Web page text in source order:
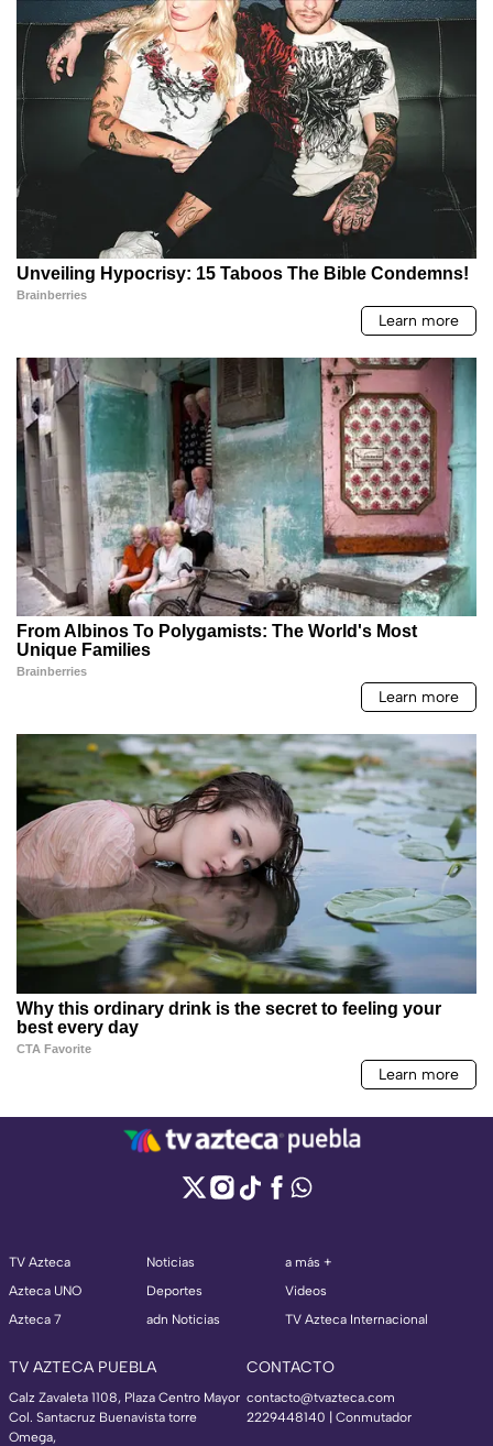
TV Azteca
Azteca UNO
Azteca 7
Noticias
Deportes
adn Noticias
a más +
Videos
TV Azteca Internacional
TV AZTECA PUEBLA
Calz Zavaleta 1108, Plaza Centro Mayor
Col. Santacruz Buenavista torre
Omega,
CONTACTO
contacto@tvazteca.com
2229448140 | Conmutador